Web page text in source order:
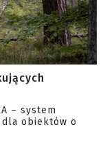
– system
obiektów o